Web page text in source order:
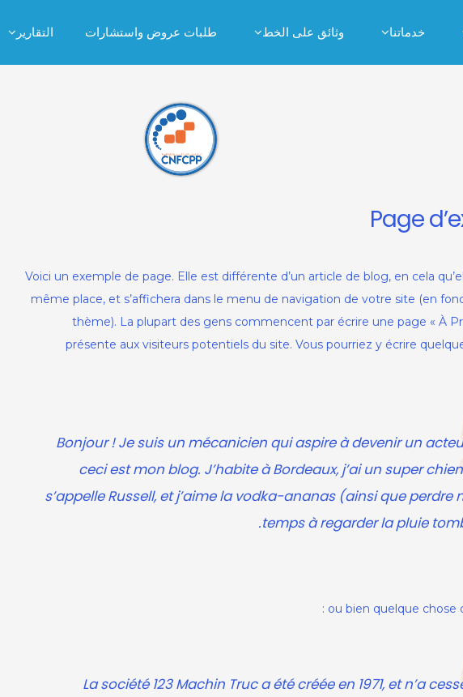
خدماتنا وثائق على الخط طلبات عروض واستشارات التقارير
Page
Voici un exemple de page. Elle est différente d’un article de blog, en cela
même place, et s’affichera dans le menu de navigation de votre site (en
thème). La plupart des gens commencent par écrire une page « À
présente aux visiteurs potentiels du site. Vous pourriez y écrire
Bonjour ! Je suis un mécanicien qui aspire à devenir un
ceci est mon blog. J’habite à Bordeaux, j’ai un super
s’appelle Russell, et j’aime la vodka-ananas (ainsi que perdre
temps à regarder la pluie
La société 123 Machin Truc a été créée en 1971, et n’a